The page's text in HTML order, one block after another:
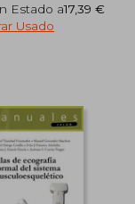
Estado a17,39 €
Usado